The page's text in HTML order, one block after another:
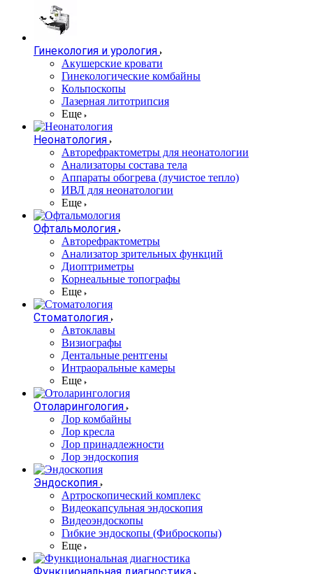
Гинекология и урология
Акушерские кровати
Гинекологические комбайны
Кольпоскопы
Лазерная литотрипсия
Еще
Неонатология
Авторефрактометры для неонатологии
Анализаторы состава тела
Аппараты обогрева (лучистое тепло)
ИВЛ для неонатологии
Еще
Офтальмология
Авторефрактометры
Анализатор зрительных функций
Диоптриметры
Корнеальные топографы
Еще
Стоматология
Автоклавы
Визиографы
Дентальные рентгены
Интраоральные камеры
Еще
Отоларингология
Лор комбайны
Лор кресла
Лор принадлежности
Лор эндоскопия
Эндоскопия
Артроскопический комплекс
Видеокапсульная эндоскопия
Видеоэндоскопы
Гибкие эндоскопы (Фиброcкопы)
Еще